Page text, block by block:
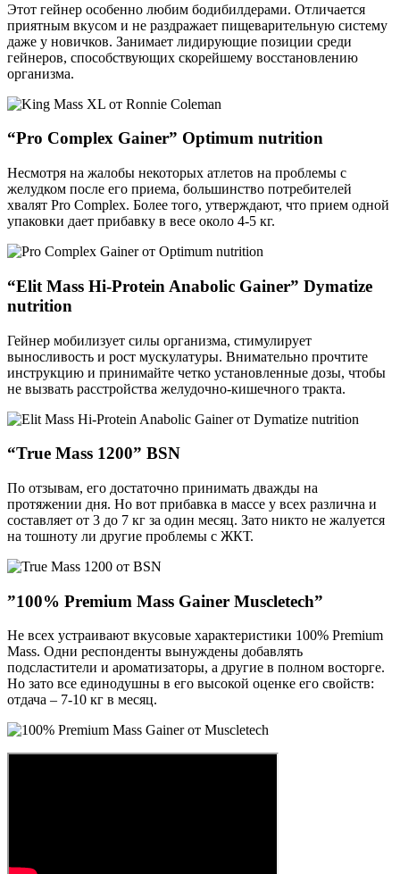
Этот гейнер особенно любим бодибилдерами. Отличается
приятным вкусом и не раздражает пищеварительную систему
даже у новичков. Занимает лидирующие позиции среди
гейнеров, способствующих скорейшему восстановлению
организма.
“Pro Complex Gainer” Optimum nutrition
Несмотря на жалобы некоторых атлетов на проблемы с
желудком после его приема, большинство потребителей
хвалят Pro Complex. Более того, утверждают, что прием одной
упаковки дает прибавку в весе около 4-5 кг.
“Elit Mass Hi-Protein Anabolic Gainer” Dymatize
nutrition
Гейнер мобилизует силы организма, стимулирует
выносливость и рост мускулатуры. Внимательно прочтите
инструкцию и принимайте четко установленные дозы, чтобы
не вызвать расстройства желудочно-кишечного тракта.
“True Mass 1200” BSN
По отзывам, его достаточно принимать дважды на
протяжении дня. Но вот прибавка в массе у всех различна и
составляет от 3 до 7 кг за один месяц. Зато никто не жалуется
на тошноту ли другие проблемы с ЖКТ.
”100% Premium Mass Gainer Muscletech”
Не всех устраивают вкусовые характеристики 100% Premium
Mass. Одни респонденты вынуждены добавлять
подсластители и ароматизаторы, а другие в полном восторге.
Но зато все единодушны в его высокой оценке его свойств:
отдача – 7-10 кг в месяц.